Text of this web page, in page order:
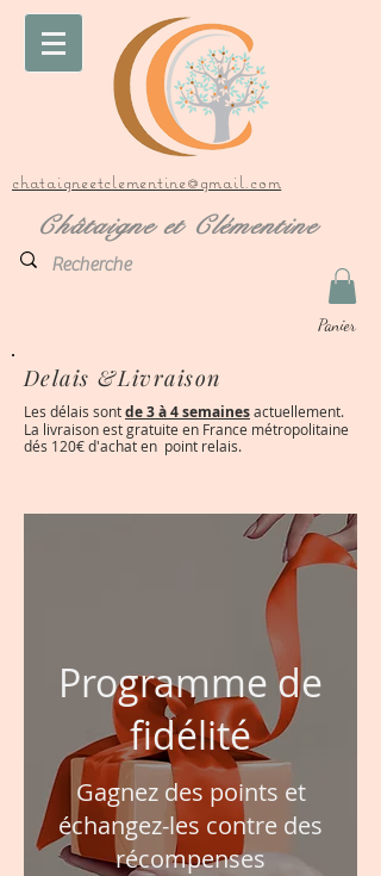
chataigneetclementine@gmail.com
Châtaigne et Clémentine
Panier
Delais &Livraison
Les délais sontde 3 à 4 semainesactuellement.
La livraison est gratuite en France métropolitaine
dés 120€ d'achat en point relais.
Programme de
fidélité
Gagnez des points et
échangez-les contre des
récompenses